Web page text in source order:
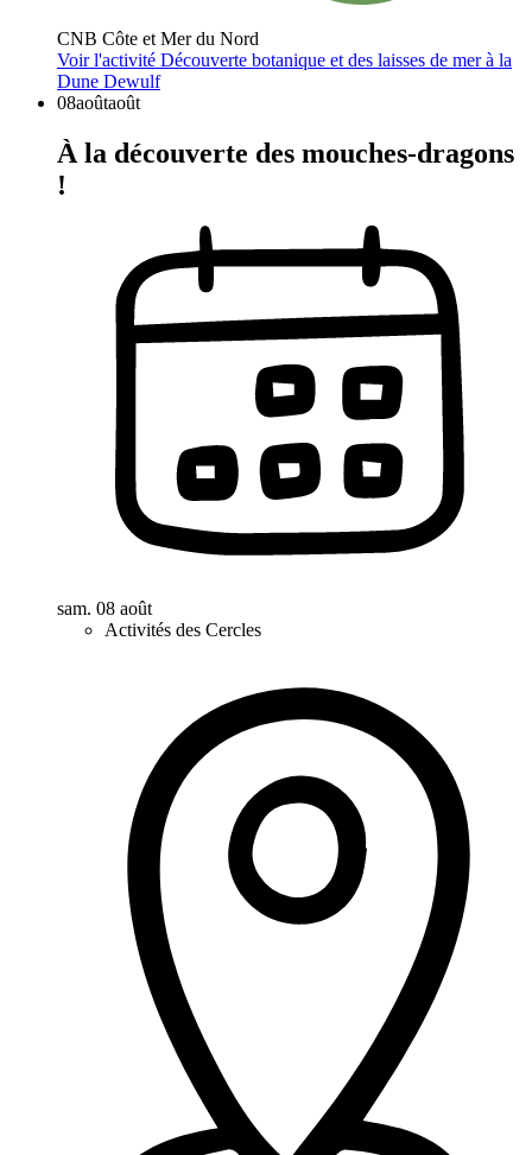
CNB Côte et Mer du Nord
Voir l'activité Découverte botanique et des laisses de mer à la
Dune Dewulf
08aoûtaoût
À la découverte des mouches-dragons
!
sam. 08 août
Activités des Cercles